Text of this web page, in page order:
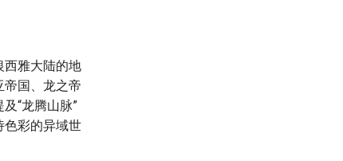
西雅大陆的地
国、龙之帝
“龙腾山脉”
色彩的异域世